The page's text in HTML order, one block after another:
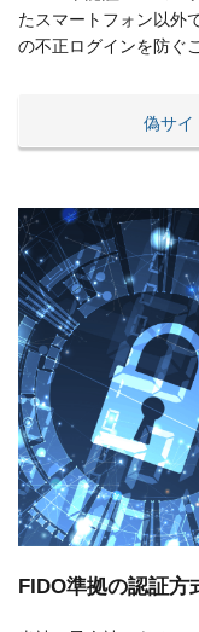
たスマートフォン以外
の不正ログインを防ぐ
偽サイ
FIDO準拠の認証方